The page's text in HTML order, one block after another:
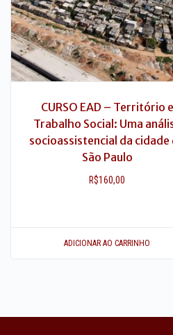
CURSO EAD – Território e
Trabalho Social: Uma
socioassistencial da cidade
São Paulo
R$160,00
ADICIONAR AO CARRINHO